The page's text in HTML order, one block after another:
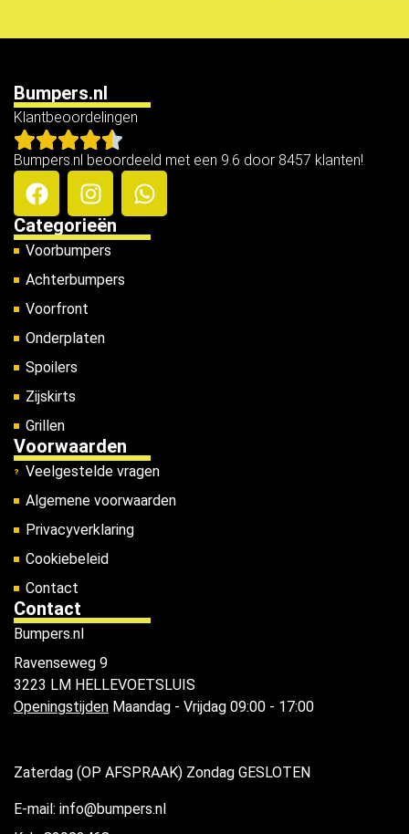
Bumpers.nl
Klantbeoordelingen
Bumpers.nl beoordeeld met een 9.6 door 8457 klanten!
Categorieën
Voorbumpers
Achterbumpers
Voorfront
Onderplaten
Spoilers
Zijskirts
Grillen
Voorwaarden
Veelgestelde vragen
Algemene voorwaarden
Privacyverklaring
Cookiebeleid
Contact
Contact
Bumpers.nl
Ravenseweg 9
3223 LM HELLEVOETSLUIS
Openingstijden Maandag - Vrijdag 09:00 - 17:00
Zaterdag (OP AFSPRAAK) Zondag GESLOTEN
E-mail: info@bumpers.nl